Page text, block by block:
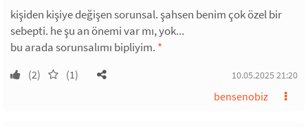
kişiden kişiye değişen sorunsal. şahsen benim çok özel bir
sebepti. he şu an önemi var mı, yok...
bu arada sorunsalımı bipliyim. *
(2) (1) 10.05.2025 21:20
bensenobiz